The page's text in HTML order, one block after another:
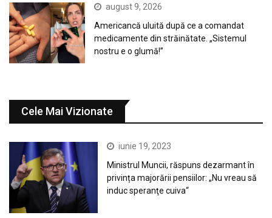
august 9, 2026
Americancă uluită după ce a comandat
medicamente din străinătate. „Sistemul
nostru e o glumă!”
Cele Mai Vizionate
iunie 19, 2023
Ministrul Muncii, răspuns dezarmant în
privința majorării pensiilor: „Nu vreau să
induc speranţe cuiva“